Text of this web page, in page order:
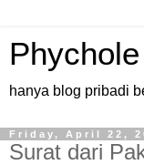
Phychole
hanya blog pribadi
Friday, April 22,
Surat dari